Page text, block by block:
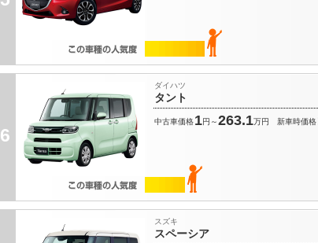
6
タント
ダイハツ
中古車価格1円～263.1万円 新車時価格
スペーシア
スズキ